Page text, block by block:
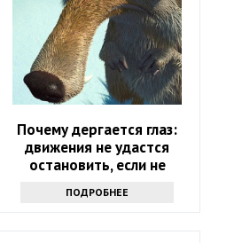
Почему дергается глаз:
движения не удастся
остановить, если не
ПОДРОБНЕЕ